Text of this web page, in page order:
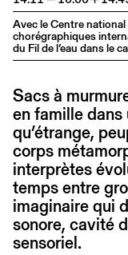
Avec le Centre
chorégraphiques
du Fil de l’eau dans le
Sacs à
en famille
qu’étrange,
corps
interprètes
temps entre
imaginaire qui
sonore, cavité
sensoriel.